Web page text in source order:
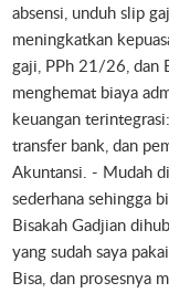
absensi, unduh slip
meningkatkan
gaji, PPh 21/26, dan
menghemat biaya
keuangan
transfer bank, dan
Akuntansi. - Mudah
sederhana sehingga
Bisakah Gadjian
yang sudah saya
Bisa, dan prosesnya